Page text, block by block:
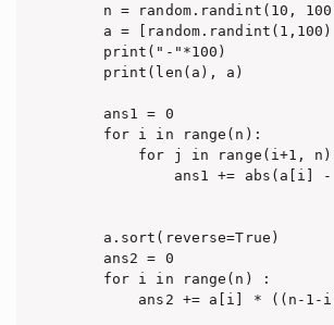
n = random.randint(10,
a =
    print("-"*100)
    print(len(a), a)
    ans1 = 0
    for i in range(n):
for j in range(i+1,
ans1 += abs(a[i] -
    a.sort(reverse=True)
    ans2 = 0
    for i in range(n) :
ans2 += a[i] * ((n-1-